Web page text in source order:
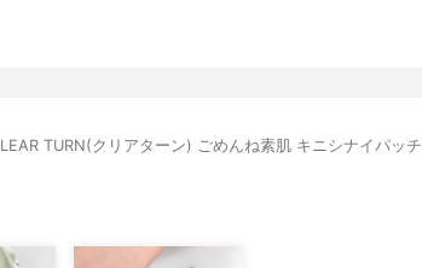
TURN(クリアターン) ごめんね素肌 キニシナイパッチ